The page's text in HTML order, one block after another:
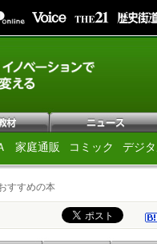
家庭通販 コミック デジ
すすめの本